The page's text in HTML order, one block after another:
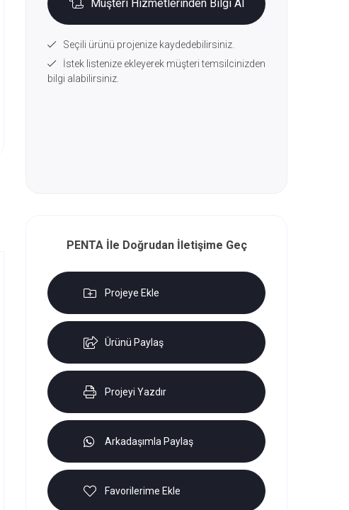
Müşteri Hizmetlerinden Bilgi Al
Seçili ürünü projenize kaydedebilirsiniz.
İstek listenize ekleyerek müşteri temsilcinizden
bilgi alabilirsiniz.
PENTA İle Doğrudan İletişime Geç
Projeye Ekle
Ürünü Paylaş
Projeyi Yazdır
Arkadaşımla Paylaş
Favorilerime Ekle